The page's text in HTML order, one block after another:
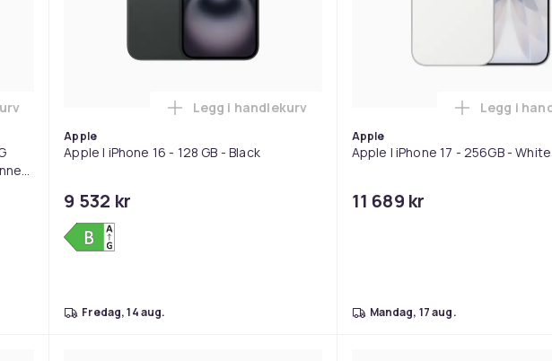
iPhone SE (3rd generation) - 5G smartphone - dobbelt-SIM / Internminne 128 GB
Apple
Apple | iPhone 16 - 128 GB - Black
9 532 kr
Legg Apple | iPhone 16 - 128 GB - Black i
Legg i handlekurv
fredag, 14 aug.
Apple
Apple | iPhone 17 - 256GB - White
11 689 kr
Legg i
mandag, 17 aug.